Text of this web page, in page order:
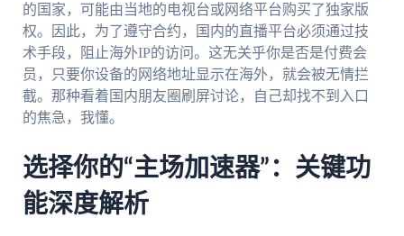
的国家，可能由当地的电视台或网络平台购买了独家版
权。因此，为了遵守合约，国内的直播平台必须通过技
术手段，阻止海外IP的访问。这无关乎你是否是付费会
员，只要你设备的网络地址显示在海外，就会被无情拦
截。那种看着国内朋友圈刷屏讨论，自己却找不到入口
的焦急，我懂。
选择你的“主场加速器”：关键功
能深度解析